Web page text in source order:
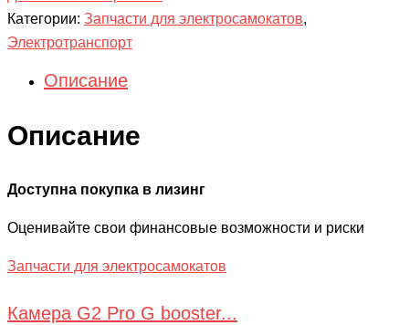
Категории: Запчасти для электросамокатов,
Электротранспорт
Описание
Описание
Доступна покупка в лизинг
Оценивайте свои финансовые возможности и риски
Запчасти для электросамокатов
Камера G2 Pro G booster...